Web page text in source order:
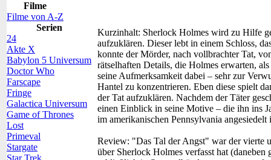
Filme
Filme von A-Z
Serien
24
Akte X
Babylon 5 Universum
Doctor Who
Farscape
Fringe
Galactica Universum
Game of Thrones
Lost
Primeval
Stargate
Star Trek
Kurzinhalt: Sherlock Holmes wird zu Hilfe
aufzuklären. Dieser lebt in einem Schloss,
konnte der Mörder, nach vollbrachter Tat,
rätselhaften Details, die Holmes erwarten,
seine Aufmerksamkeit dabei – sehr zur
Hantel zu konzentrieren. Eben diese spielt
der Tat aufzuklären. Nachdem der Täter
einen Einblick in seine Motive – die ihn ins
im amerikanischen Pennsylvania
Review: "Das Tal der Angst" war der vierte
über Sherlock Holmes verfasst hat